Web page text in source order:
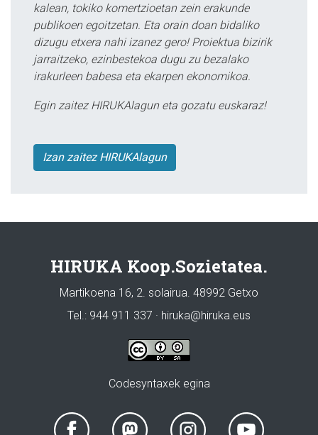
kalean, tokiko komertzioetan zein erakunde
publikoen egoitzetan. Eta orain doan bidaliko
dizugu etxera nahi izanez gero! Proiektua bizirik
jarraitzeko, ezinbestekoa dugu zu bezalako
irakurleen babesa eta ekarpen ekonomikoa.
Egin zaitez HIRUKAlagun eta gozatu euskaraz!
Izan zaitez HIRUKAlagun
HIRUKA Koop.Sozietatea.
Martikoena 16, 2. solairua. 48992 Getxo
Tel.: 944 911 337 · hiruka@hiruka.eus
Codesyntaxek egina